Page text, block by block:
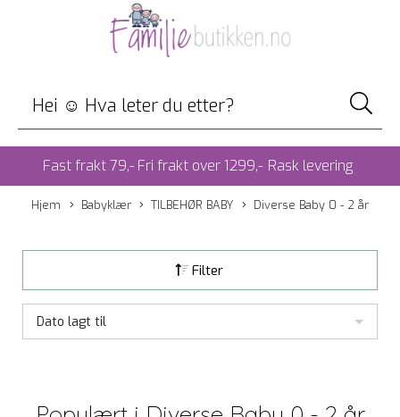
Fast frakt 79,- Fri frakt over 1299,- Rask levering
Hjem Babyklær TILBEHØR BABY Diverse Baby 0 - 2 år
Filter
Dato lagt til